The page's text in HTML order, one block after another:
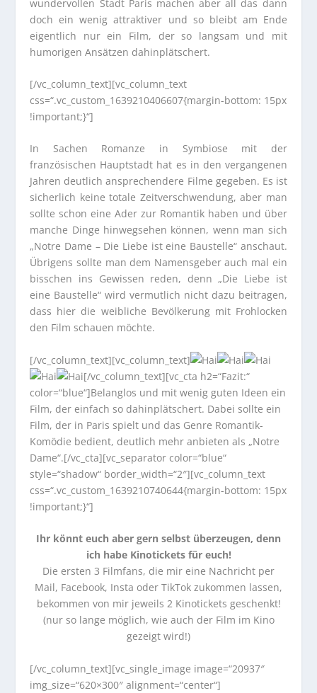
wundervollen Stadt Paris machen aber all das dann
doch ein wenig attraktiver und so bleibt am Ende
eigentlich nur ein Film, der so langsam und mit
humorigen Ansätzen dahinplätschert.
[/vc_column_text][vc_column_text
css=“.vc_custom_1639210406607{margin-bottom: 15px
!important;}“]
In Sachen Romanze in Symbiose mit der
französischen Hauptstadt hat es in den vergangenen
Jahren deutlich ansprechendere Filme gegeben. Es ist
sicherlich keine totale Zeitverschwendung, aber man
sollte schon eine Ader zur Romantik haben und über
manche Dinge hinwegsehen können, wenn man sich
„Notre Dame – Die Liebe ist eine Baustelle“ anschaut.
Übrigens sollte man dem Namensgeber auch mal ein
bisschen ins Gewissen reden, denn „Die Liebe ist
eine Baustelle“ wird vermutlich nicht dazu beitragen,
dass hier die weibliche Bevölkerung mit Frohlocken
den Film schauen möchte.
[/vc_column_text][vc_column_text]
[/vc_column_text][vc_cta h2=“Fazit:“
color=“blue“]Belanglos und mit wenig guten Ideen ein
Film, der einfach so dahinplätschert. Dabei sollte ein
Film, der in Paris spielt und das Genre Romantik-
Komödie bedient, deutlich mehr anbieten als „Notre
Dame“.[/vc_cta][vc_separator color=“blue“
style=“shadow“ border_width=“2″][vc_column_text
css=“.vc_custom_1639210740644{margin-bottom: 15px
!important;}“]
Ihr könnt euch aber gern selbst überzeugen, denn
ich habe Kinotickets für euch!
Die ersten 3 Filmfans, die mir eine Nachricht per
Mail, Facebook, Insta oder TikTok zukommen lassen,
bekommen von mir jeweils 2 Kinotickets geschenkt!
(nur so lange möglich, wie auch der Film im Kino
gezeigt wird!)
[/vc_column_text][vc_single_image image=“20937″
img_size=“620×300″ alignment=“center“]